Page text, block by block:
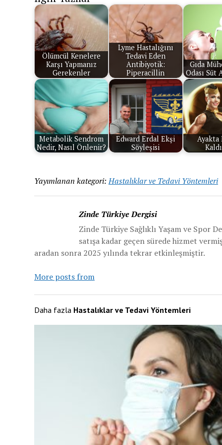
Ölümcül Kenelere
Karşı Yapmanız
Gerekenler
Lyme Hastalığını
Tedavi Eden
Antibiyotik:
Piperacillin
Gıda
Odası Süt
Metabolik Sendrom
Nedir, Nasıl Önlenir?
Edward Erdal Ekşi
Söyleşisi
Yayımlanan kategori: Hastalıklar ve Tedavi Yöntemleri
Zinde Türkiye Dergisi
Zinde Türkiye Sağlıklı Yaşam ve Spor
satışa kadar geçen sürede hizmet
aradan sonra 2025 yılında tekrar etkinleşmiştir.
More posts from
Daha fazla Hastalıklar ve Tedavi Yöntemleri